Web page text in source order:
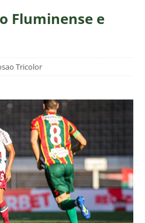
Fluminense e
Tricolor